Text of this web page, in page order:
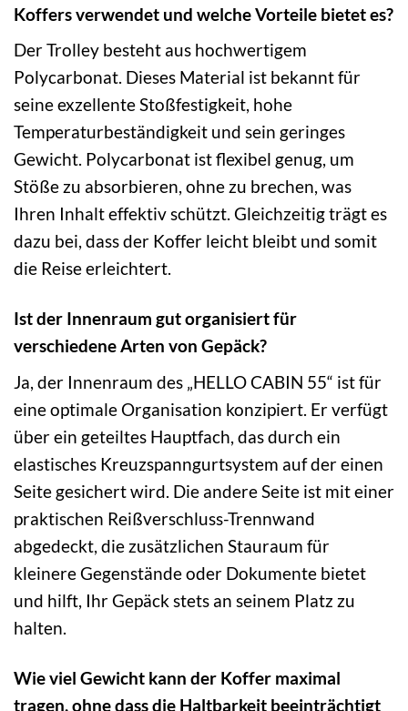
Koffers verwendet und welche Vorteile bietet es?
Der Trolley besteht aus hochwertigem
Polycarbonat. Dieses Material ist bekannt für
seine exzellente Stoßfestigkeit, hohe
Temperaturbeständigkeit und sein geringes
Gewicht. Polycarbonat ist flexibel genug, um
Stöße zu absorbieren, ohne zu brechen, was
Ihren Inhalt effektiv schützt. Gleichzeitig trägt es
dazu bei, dass der Koffer leicht bleibt und somit
die Reise erleichtert.
Ist der Innenraum gut organisiert für
verschiedene Arten von Gepäck?
Ja, der Innenraum des „HELLO CABIN 55“ ist für
eine optimale Organisation konzipiert. Er verfügt
über ein geteiltes Hauptfach, das durch ein
elastisches Kreuzspanngurtsystem auf der einen
Seite gesichert wird. Die andere Seite ist mit einer
praktischen Reißverschluss-Trennwand
abgedeckt, die zusätzlichen Stauraum für
kleinere Gegenstände oder Dokumente bietet
und hilft, Ihr Gepäck stets an seinem Platz zu
halten.
Wie viel Gewicht kann der Koffer maximal
tragen, ohne dass die Haltbarkeit beeinträchtigt